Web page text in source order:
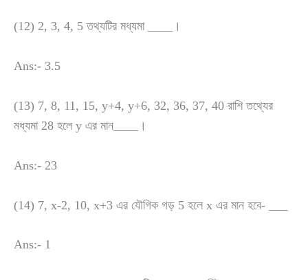
(12) 2, 3, 4, 5 তথ্যটির মধ্যমা ____।
Ans:- 3.5
(13) 7, 8, 11, 15, y+4, y+6, 32, 36, 37, 40 রাশি তথ্যের
মধ্যমা 28 হলে y এর মান____।
Ans:- 23
(14) 7, x-2, 10, x+3 এর যৌগিক গড় 5 হলে x এর মান হবে- ___
Ans:- 1